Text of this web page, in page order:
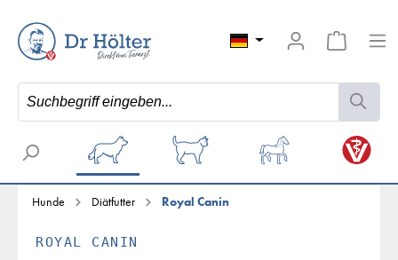
Hunde Diätfutter Royal Canin
ROYAL CANIN